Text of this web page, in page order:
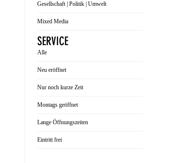
Gesellschaft | Politik | Umwelt
Mixed Media
SERVICE
Alle
Neu eröffnet
Nur noch kurze Zeit
Montags geöffnet
Lange Öffnungszeiten
Eintritt frei